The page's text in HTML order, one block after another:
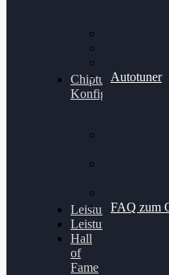
Alientech
Alientech
Autotuner
Chiptuning
Konfigurator
FAQ zum
Leistungsmessung
Leistungsprüfstand
Hall
of
Fame